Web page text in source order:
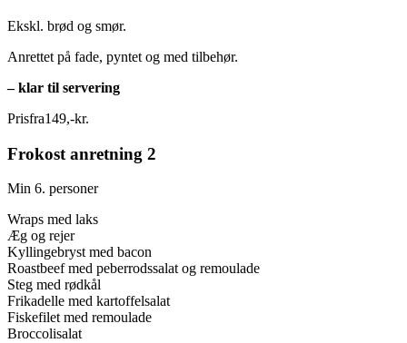
Ekskl. brød og smør.
Anrettet på fade, pyntet og med tilbehør.
– klar til servering
Prisfra149,-kr.
Frokost anretning 2
Min 6. personer
Wraps med laks
Æg og rejer
Kyllingebryst med bacon
Roastbeef med peberrodssalat og remoulade
Steg med rødkål
Frikadelle med kartoffelsalat
Fiskefilet med remoulade
Broccolisalat